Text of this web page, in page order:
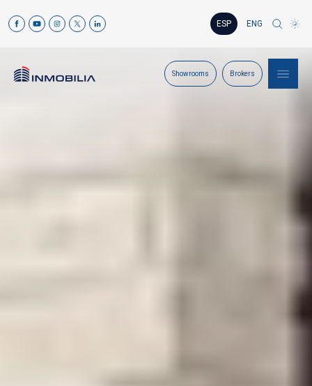
ESP ENG
Showrooms Brokers